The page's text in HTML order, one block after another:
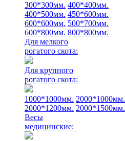
300*300мм. 400*400мм.
400*500мм. 450*600мм.
600*600мм. 500*700мм.
600*800мм. 800*800мм.
Для мелкого
рогатого скота:
Для крупного
рогатого скота:
1000*1000мм. 2000*1000мм.
2000*1200мм. 2000*1500мм.
Весы
медицинские: